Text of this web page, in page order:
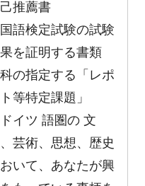
推薦書
語検定試験の試験
を証明する書類
の指定する「レポ
等特定課題」
ドイツ 語圏の 文
芸術、思想、歴史
いて、あなたが興